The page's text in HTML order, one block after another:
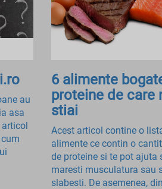
au
asa
6 alimente
proteine de care
stiai
Acest articol contine o
alimente ce contin o
de proteine si te pot ajuta
maresti musculatura sau
slabesti. De asemenea,